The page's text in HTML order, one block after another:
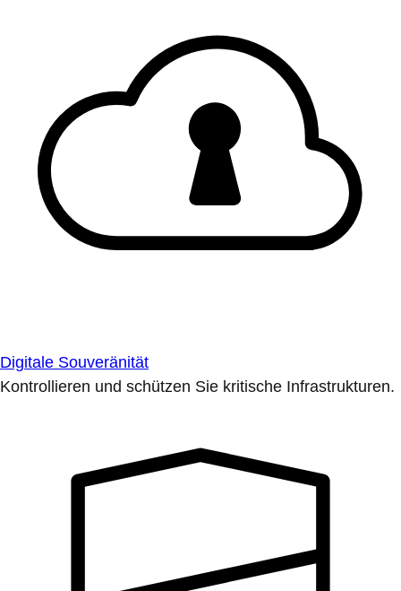
Digitale Souveränität
Kontrollieren und schützen Sie kritische Infrastrukturen.